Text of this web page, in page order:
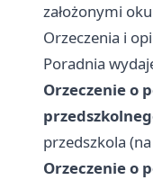
założonymi
Orzeczenia i
Poradnia
Orzeczenie o
przedszkola
Orzeczenie o